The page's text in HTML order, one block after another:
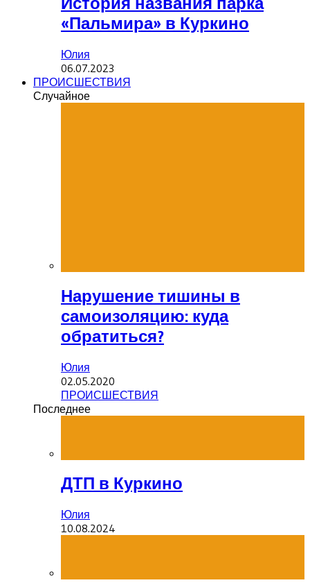
«Пальмира» в Куркино
Юлия
06.07.2023
ПРОИСШЕСТВИЯ
Случайное
Нарушение тишины в
самоизоляцию: куда
обратиться?
Юлия
02.05.2020
ПРОИСШЕСТВИЯ
Последнее
ДТП в Куркино
Юлия
10.08.2024